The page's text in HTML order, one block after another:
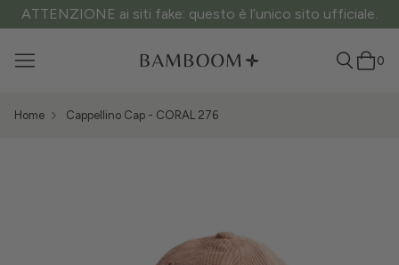
ATTENZIONE ai siti fake: questo è l’unico sito ufficiale.
0
Home Cappellino Cap - CORAL 276